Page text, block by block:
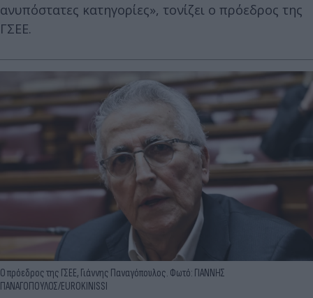
ανυπόστατες κατηγορίες», τονίζει ο πρόεδρος της
ΓΣΕΕ.
Ο πρόεδρος της ΓΣΕΕ, Γιάννης Παναγόπουλος. Φωτό: ΓΙΑΝΝΗΣ
ΠΑΝΑΓΟΠΟΥΛΟΣ/EUROKINISSI